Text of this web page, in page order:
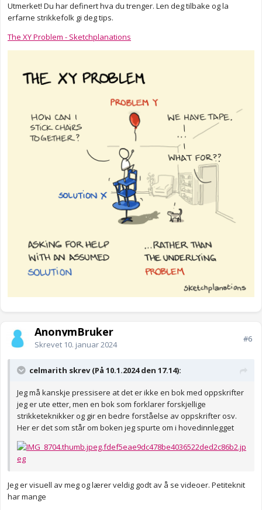
Utmerket! Du har definert hva du trenger. Len deg tilbake og la
erfarne strikkefolk gi deg tips.
The XY Problem - Sketchplanations
AnonymBruker
Skrevet 10. januar 2024
#6
celmarith skrev (På 10.1.2024 den 17.14):
Jeg må kanskje pressisere at det er ikke en bok med oppskrifter
jeg er ute etter, men en bok som forklarer forskjellige
strikketeknikker og gir en bedre forståelse av oppskrifter osv.
Her er det som står om boken jeg spurte om i hovedinnlegget
Jeg er visuell av meg og lærer veldig godt av å se videoer. Petiteknit
har mange